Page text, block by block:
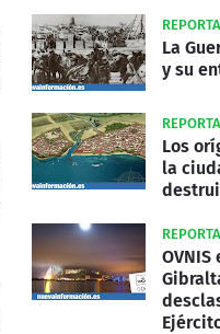
La
y su
Los
la
OVNIS